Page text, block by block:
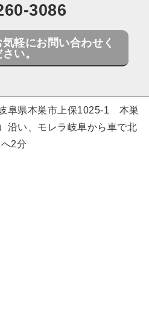
3086
軽にお問い合わせく
い。
阜県本巣市上保1025-1 本巣
沿い、モレラ岐阜から車で北
へ2分